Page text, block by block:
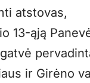
atstovas,
13-ąją
ir Girėno